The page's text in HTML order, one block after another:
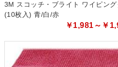
3M スコッチ・ブライト ワイピン
(10枚入) 青/白/赤
￥1,981～￥